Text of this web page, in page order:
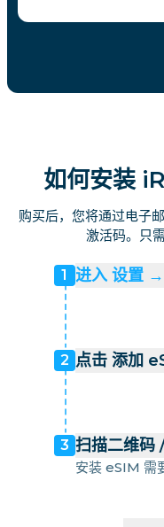
如何安装
购买后，您将通过电子
激活码。只
1 进入 设置 →
2 点击 添加
3 扫描二维码
安装 eSIM 需